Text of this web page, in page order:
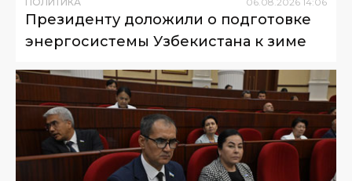
Президенту доложили о подготовке
энергосистемы Узбекистана к зиме